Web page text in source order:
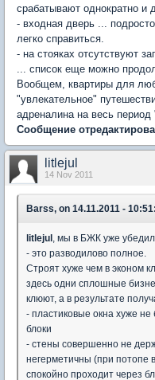
срабатывают однократно и
- входная дверь ...
легко справиться.
- на стояках отсутствуют
... список еще можно
Вообщем, квартиры для
"увлекательное"
адреналина на весь период
Сообщение
litlejul
14 Nov 2011
Barss, on 14.11.2011 - 10:51:
litlejul , мы в БЖК уже
- это разводилово полное.
Строят хуже чем в эконом
здесь одни сплошные
клюют, а в результате
- пластиковые окна хуже не
блоки
- стены совершенно не
негерметичны (при потопе
спокойно проходит через